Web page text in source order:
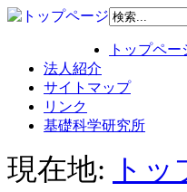
トップペー
法人紹介
サイトマップ
リンク
基礎科学研究所
現在地: ト